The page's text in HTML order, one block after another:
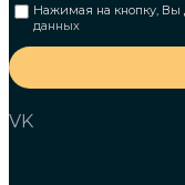
Нажимая на кнопку, Вы
данных
VK